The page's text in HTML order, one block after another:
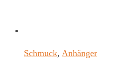
Schmuck, Anhänger